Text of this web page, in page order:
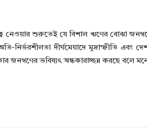
নেওয়ার শুরুতেই যে বিশাল ঋণের বোঝা
নির্ভরশীলতা দীর্ঘমেয়াদে মুদ্রাস্ফীতি এবং
জনগণের ভবিষ্যৎ অন্ধকারাচ্ছন্ন করছে বলে